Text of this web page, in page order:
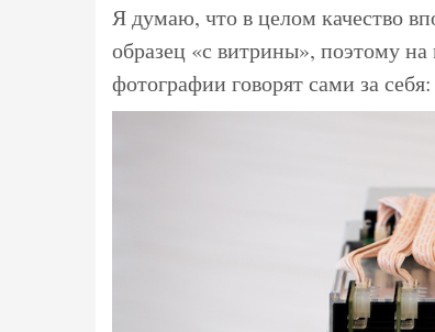
Я думаю, что в целом качество
образец «с витрины», поэтому
фотографии говорят сами за себя: